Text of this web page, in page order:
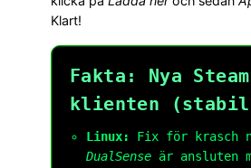
Klart!
Fakta: Nya
klienten
Linux: Fix för krasch
DualSenseär ansluten